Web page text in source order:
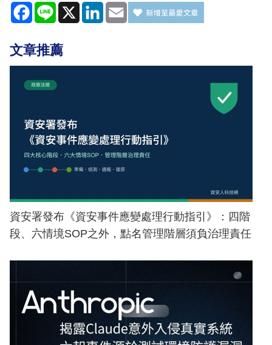
Facebook
Line X LinkedIn
Email
文章推薦
資安署發布《資安事件應變處理行動指引》：四階
段、六情境SOP之外，點名管理階層須負治理責任